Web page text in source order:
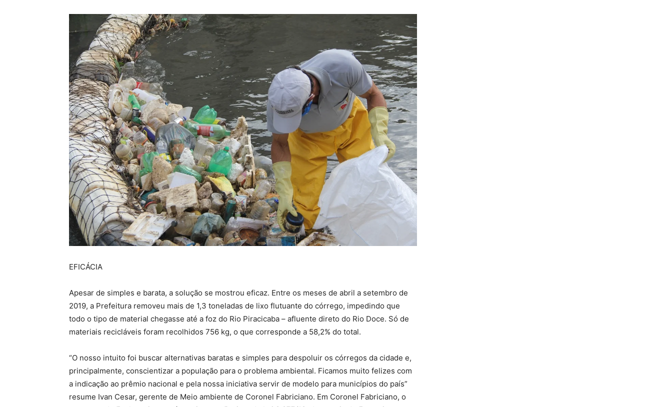
EFICÁCIA
Apesar de simples e barata, a solução se mostrou eficaz. Entre os meses de abril a setembro de
2019, a Prefeitura removeu mais de 1,3 toneladas de lixo flutuante do córrego, impedindo que
todo o tipo de material chegasse até a foz do Rio Piracicaba – afluente direto do Rio Doce. Só de
materiais recicláveis foram recolhidos 756 kg, o que corresponde a 58,2% do total.
“O nosso intuito foi buscar alternativas baratas e simples para despoluir os córregos da cidade e,
principalmente, conscientizar a população para o problema ambiental. Ficamos muito felizes com
a indicação ao prêmio nacional e pela nossa iniciativa servir de modelo para municípios do país”
resume Ivan Cesar, gerente de Meio ambiente de Coronel Fabriciano. Em Coronel Fabriciano, o